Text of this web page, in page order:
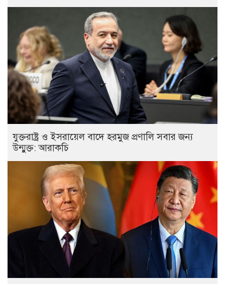
যুক্তরাষ্ট্র ও ইসরায়েল বাদে হরমুজ প্রণালি সবার জন্য
উন্মুক্ত: আরাকচি